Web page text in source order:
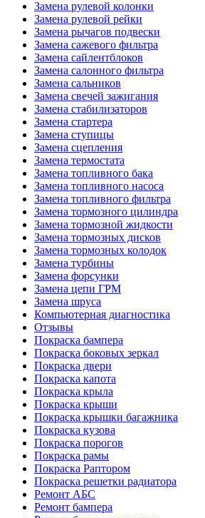
Замена рулевой колонки
Замена рулевой рейки
Замена рычагов подвески
Замена сажевого фильтра
Замена сайлентблоков
Замена салонного фильтра
Замена сальников
Замена свечей зажигания
Замена стабилизаторов
Замена стартера
Замена ступицы
Замена сцепления
Замена термостата
Замена топливного бака
Замена топливного насоса
Замена топливного фильтра
Замена тормозного цилиндра
Замена тормозной жидкости
Замена тормозных дисков
Замена тормозных колодок
Замена турбины
Замена форсунки
Замена цепи ГРМ
Замена шруса
Компьютерная диагностика
Отзывы
Покраска бампера
Покраска боковых зеркал
Покраска двери
Покраска капота
Покраска крыла
Покраска крыши
Покраска крышки багажника
Покраска кузова
Покраска порогов
Покраска рамы
Покраска Раптором
Покраска решетки радиатора
Ремонт АБС
Ремонт бампера